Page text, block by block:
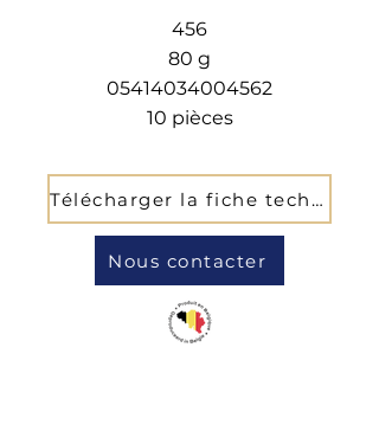
456
80 g
05414034004562
10 pièces
Télécharger la fiche technique
Nous contacter